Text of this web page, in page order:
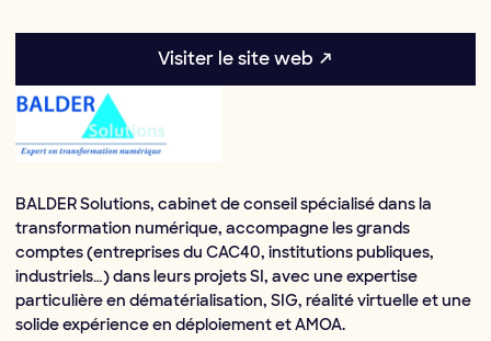
Visiter le site web ↗
BALDER Solutions, cabinet de conseil spécialisé dans la
transformation numérique, accompagne les grands
comptes (entreprises du CAC40, institutions publiques,
industriels…) dans leurs projets SI, avec une expertise
particulière en dématérialisation, SIG, réalité virtuelle et une
solide expérience en déploiement et AMOA.